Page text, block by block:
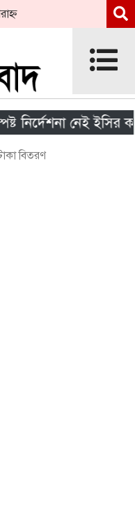
নেই ইসির কাছে
বিতরণ